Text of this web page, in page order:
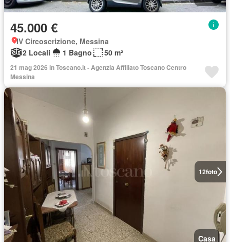
45.000 €
IV Circoscrizione, Messina
2 Locali
1 Bagno 50 m²
21 mag 2026 in Toscano.it - Agenzia Affiliato Toscano Centro
Messina
12foto
Casa